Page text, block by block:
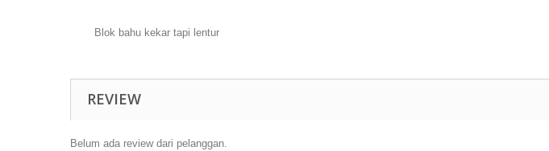
Blok bahu kekar tapi lentur
REVIEW
Belum ada review dari pelanggan.